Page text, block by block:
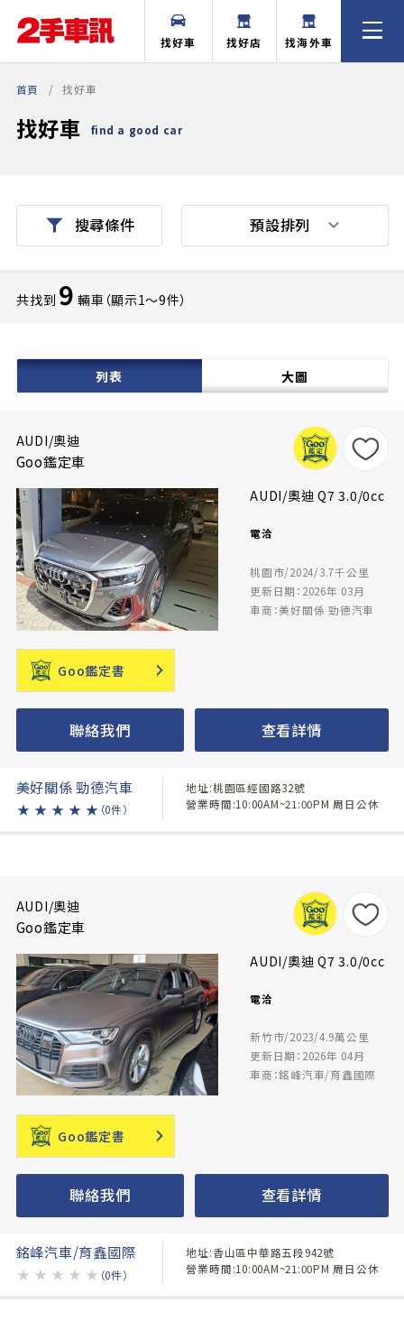
找好車 找好店 找海外車
首頁 找好車
找好車 find a good car
搜尋條件
共找到 9 輛車（顯示1〜9件）
列表 大圖
預設排列
AUDI/奧迪
Goo鑑定車
AUDI/奧迪 Q7 3.0/0cc
電洽
桃園市/2024/3.7千公里
更新日期：2026年 03月
車商：美好關係 勁德汽車
Goo鑑定書
聯絡我們 查看詳情
美好關係 勁德汽車
★ ★ ★ ★ ★ （0件）
地址:桃園區經國路32號
營業時間:10:00AM~21:00PM 周日公休
AUDI/奧迪
Goo鑑定車
AUDI/奧迪 Q7 3.0/0cc
電洽
新竹市/2023/4.9萬公里
更新日期：2026年 04月
車商：銘峰汽車/育鑫國際
Goo鑑定書
聯絡我們 查看詳情
銘峰汽車/育鑫國際
★ ★ ★ ★ ★ （0件）
地址:香山區中華路五段942號
營業時間:10:00AM~21:00PM 周日公休